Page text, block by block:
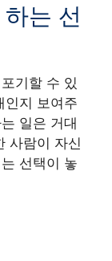
는 선
기할 수 있
인지 보여주
일은 거대
사람이 자신
선택이 놓